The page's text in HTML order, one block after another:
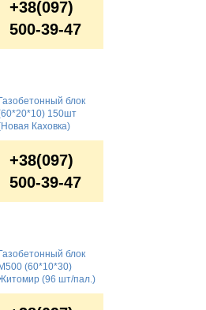
+38(097)
500-39-47
Газобетонный блок
150шт
Каховка)
+38(097)
500-39-47
Газобетонный блок
М500 (60*10*30)
(96 шт/пал.)